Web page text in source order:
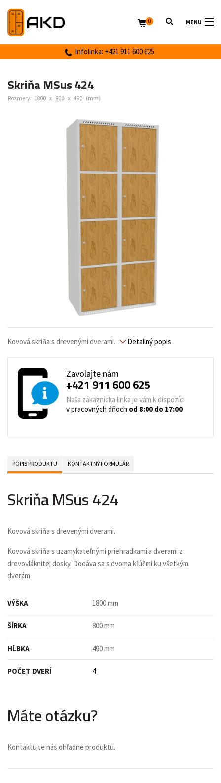
MENU
Infolinka: +421 911 600 625
0
Skriňa MSus 424
Rozmery: 1800 x 800 x 490 (mm)
Kovová skriňa s drevenými dverami. Detailný popis
Zavolajte nám
+421 911 600 625
Naša zákaznícka linka je vám k dispozícii
v pracovných dňoch od 8:00 do 17:00
POPIS PRODUKTU KONTAKTNÝ FORMULÁR
Skriňa MSus 424
Kovová skriňa s drevenými dverami.
Kovová skriňa s uzamykateľnými priehradkami a dverami z
drevovláknitej dosky. Dodáva sa s dvoma kľúčmi ku všetkým
dverám.
VÝŠKA 1800 mm
ŠÍRKA 800 mm
HĹBKA 490 mm
POČET DVERÍ 4
Máte otázku?
Kontaktujte nás ohľadne produktu.